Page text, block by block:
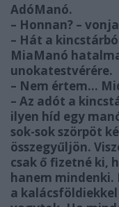
AdóManó.
– Honnan? –
– Hát a
MiaManó
unokatestvé­rére.
– Nem értem...
– Az adót a
ilyen híd egy
sok-sok szörpöt
összegyűljön.
csak ő fizetné ki,
hanem mindenki.
a